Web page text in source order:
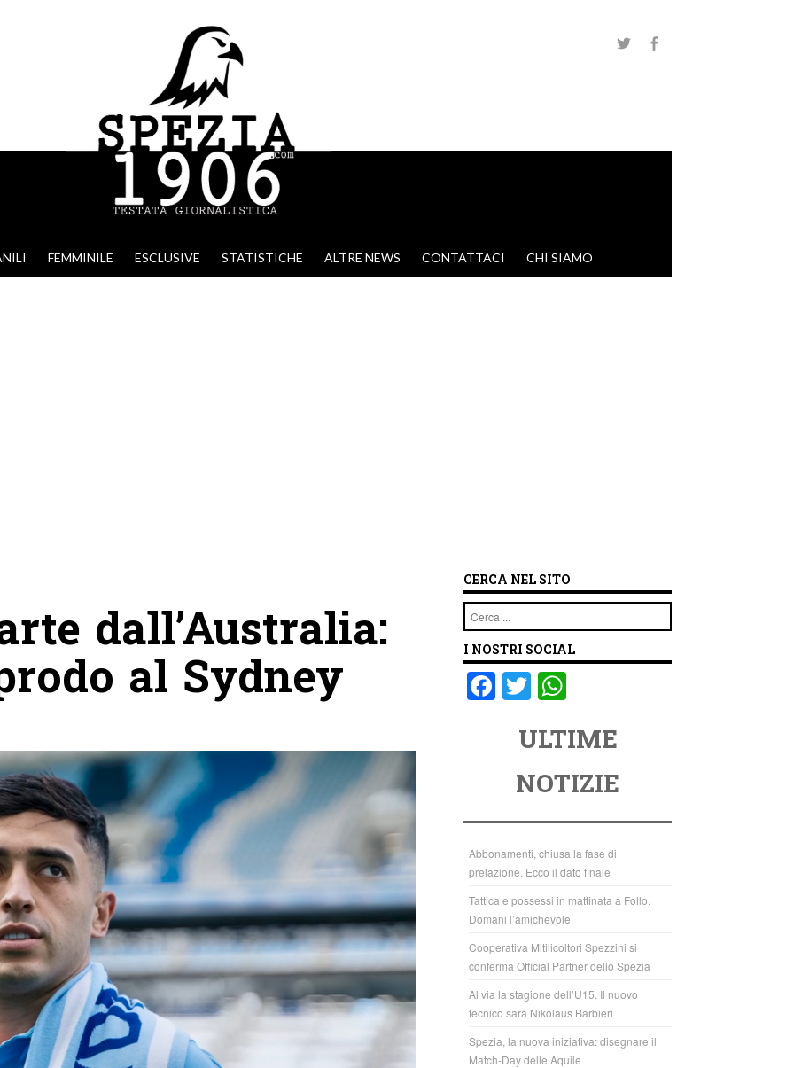
FEMMINILE ESCLUSIVE STATISTICHE ALTRE NEWS CONTATTACI CHI SIAMO
dall’Australia:
al Sydney
CERCA NEL SITO
Cerca
I NOSTRI SOCIAL
F
o
o
k
T
tt
er
at
s
A
p
p
ULTIME
NOTIZIE
Abbonamenti, chiusa la fase di
prelazione. Ecco il dato finale
Tattica e possessi in mattinata a Follo.
Domani l’amichevole
Cooperativa Mitilicoltori Spezzini si
conferma Official Partner dello Spezia
Al via la stagione dell’U15. Il nuovo
tecnico sarà Nikolaus Barbieri
Spezia, la nuova iniziativa: disegnare il
Match-Day delle Aquile